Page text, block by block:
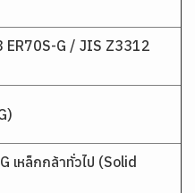
ER70S-G / JIS Z3312
เหล็กกล้าทั่วไป (Solid